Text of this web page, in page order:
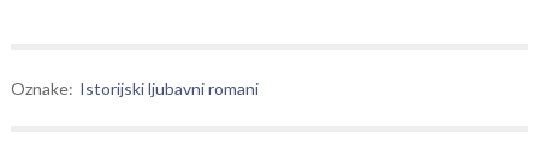
Oznake: Istorijski ljubavni romani